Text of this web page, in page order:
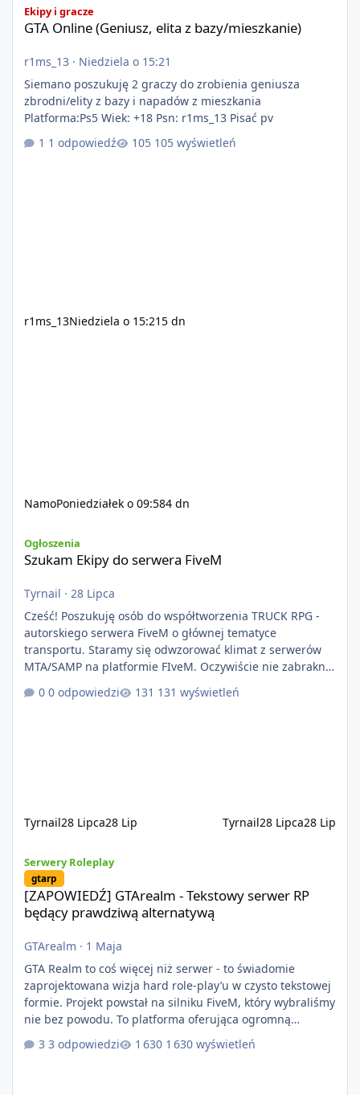
Ekipy i gracze
GTA Online (Geniusz, elita z bazy/mieszkanie)
r1ms_13 · Niedziela o 15:21
Siemano poszukuję 2 graczy do zrobienia geniusza
zbrodni/elity z bazy i napadów z mieszkania
Platforma:Ps5 Wiek: +18 Psn: r1ms_13 Pisać pv
1 odpowiedź
105 wyświetleń
r1ms_13Niedziela o 15:215 dn
NamoPoniedziałek o 09:584 dn
Ogłoszenia
Szukam Ekipy do serwera FiveM
Tyrnail · 28 Lipca
Cześć! Poszukuję osób do współtworzenia TRUCK RPG -
autorskiego serwera FiveM o głównej tematyce
transportu. Staramy się odwzorować klimat z serwerów
MTA/SAMP na platformie FIveM. Oczywiście nie zabraknie
kontentu dla graczy którzy chcą robić coś innego niż
jeździć ciężarówką. Projekt tworzony jest od podstaw z
0 odpowiedzi 131 wyświetleń
Tyrnail28 Lipca28 Lip Tyrnail28 Lipca28 Lip
Serwery Roleplay
gtarp
[ZAPOWIEDŹ] GTArealm - Tekstowy serwer RP
będący prawdziwą alternatywą
GTArealm · 1 Maja
GTA Realm to coś więcej niż serwer - to świadomie
zaprojektowana wizja hard role-play’u w czysto tekstowej
formie. Projekt powstał na silniku FiveM, który wybraliśmy
nie bez powodu. To platforma oferująca ogromną
elastyczność i znacznie szybszy rozwój systemów niż w
przypadku innych rozwiązań. Usprawniona
3 odpowiedzi 1 630 wyświetleń